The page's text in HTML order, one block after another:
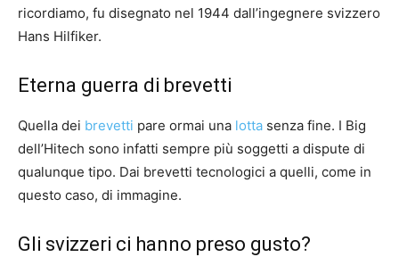
ricordiamo, fu disegnato nel 1944 dall’ingegnere svizzero
Hans Hilfiker.
Eterna guerra di brevetti
Quella dei brevetti pare ormai una lotta senza fine. I Big
dell’Hitech sono infatti sempre più soggetti a dispute di
qualunque tipo. Dai brevetti tecnologici a quelli, come in
questo caso, di immagine.
Gli svizzeri ci hanno preso gusto?